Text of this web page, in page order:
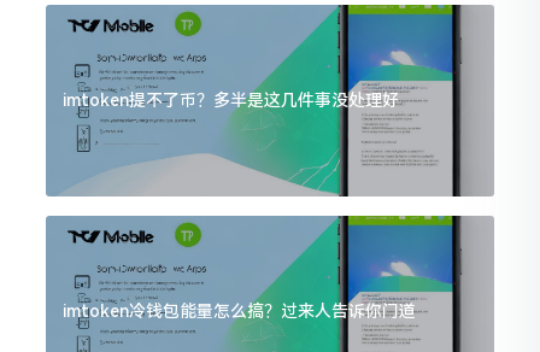
imtoken提不了币？多半是这几件事没处理好
imtoken冷钱包能量怎么搞？过来人告诉你门道